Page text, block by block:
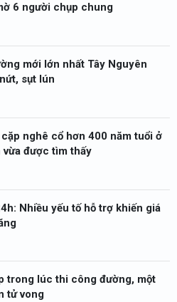
6 người chụp chung
mới lớn nhất Tây Nguyên
sụt lún
nghê cổ hơn 400 năm tuổi ở
vừa được tìm thấy
Nhiều yếu tố hỗ trợ khiến giá
trong lúc thi công đường, một
tử vong